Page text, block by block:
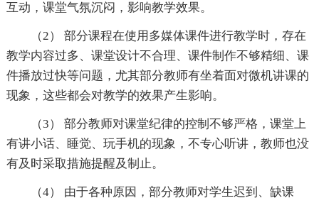
互动，课堂气氛沉闷，影响教学效果。
（2） 部分课程在使用多媒体课件进行教学时，存在
教学内容过多、课堂设计不合理、课件制作不够精细、课
件播放过快等问题，尤其部分教师有坐着面对微机讲课的
现象，这些都会对教学的效果产生影响。
（3） 部分教师对课堂纪律的控制不够严格，课堂上
有讲小话、睡觉、玩手机的现象，不专心听讲，教师也没
有及时采取措施提醒及制止。
（4） 由于各种原因，部分教师对学生迟到、缺课